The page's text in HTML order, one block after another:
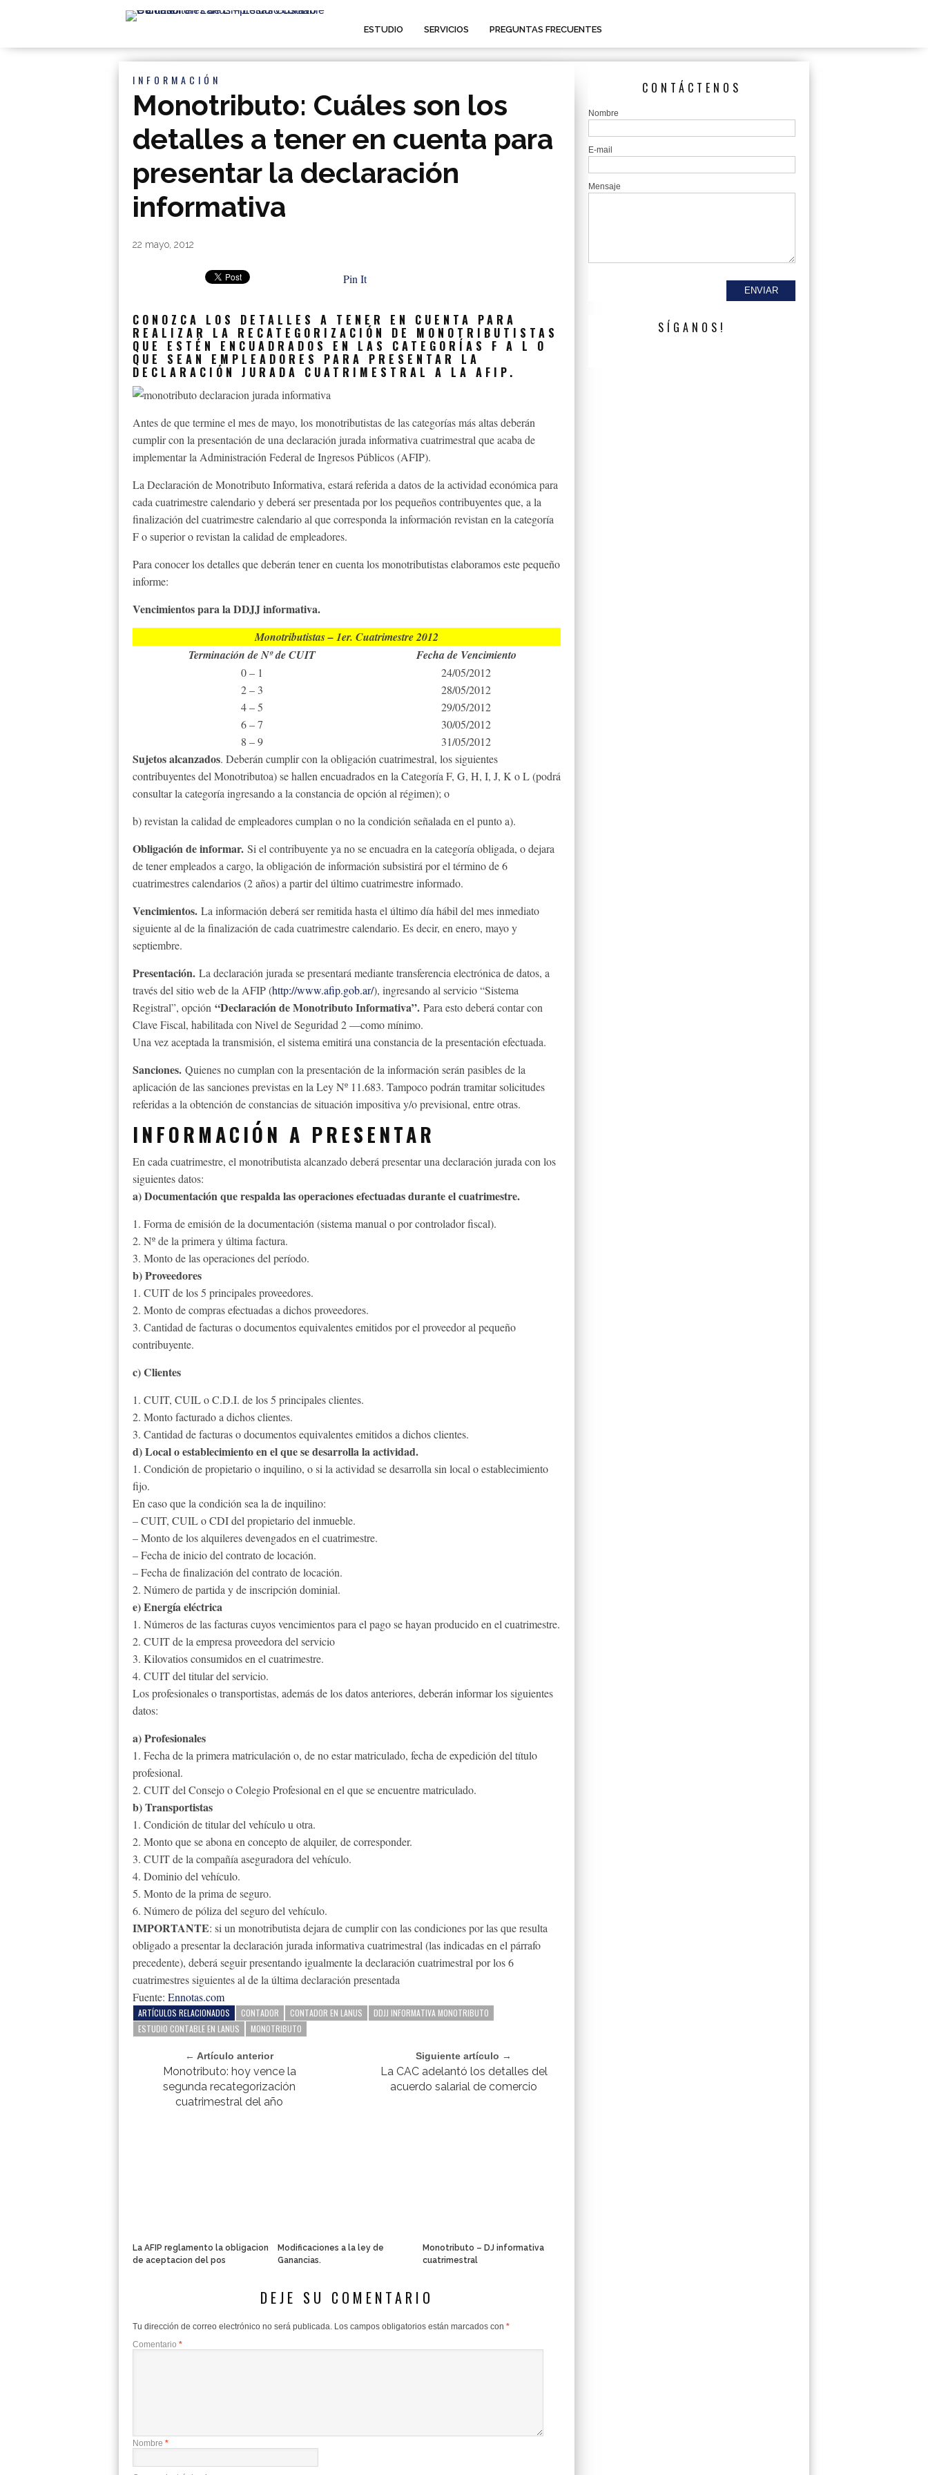
ESTUDIO SERVICIOS PREGUNTAS FRECUENTES
INFORMACIÓN
Monotributo: Cuáles son los
detalles a tener en cuenta para
presentar la declaración
informativa
By|
22 mayo, 2012
Pin It
CONOZCA LOS DETALLES A TENER EN CUENTA PARA
REALIZAR LA RECATEGORIZACIÓN DE MONOTRIBUTISTAS
QUE ESTÉN ENCUADRADOS EN LAS CATEGORÍAS F A L O
QUE SEAN EMPLEADORES PARA PRESENTAR LA
DECLARACIÓN JURADA CUATRIMESTRAL A LA AFIP.
Antes de que termine el mes de mayo, los monotributistas de las categorías más altas deberán
cumplir con la presentación de una declaración jurada informativa cuatrimestral que acaba de
implementar la Administración Federal de Ingresos Públicos (AFIP).
La Declaración de Monotributo Informativa, estará referida a datos de la actividad económica para
cada cuatrimestre calendario y deberá ser presentada por los pequeños contribuyentes que, a la
finalización del cuatrimestre calendario al que corresponda la información revistan en la categoría
F o superior o revistan la calidad de empleadores.
Para conocer los detalles que deberán tener en cuenta los monotributistas elaboramos este pequeño
informe:
Vencimientos para la DDJJ informativa.
Monotributistas – 1er. Cuatrimestre 2012
Terminación de Nº de CUIT
Fecha de Vencimiento
0 – 1
24/05/2012
2 – 3
28/05/2012
4 – 5
29/05/2012
6 – 7
30/05/2012
8 – 9
31/05/2012
Sujetos alcanzados. Deberán cumplir con la obligación cuatrimestral, los siguientes
contribuyentes del Monotributoa) se hallen encuadrados en la Categoría F, G, H, I, J, K o L (podrá
consultar la categoría ingresando a la constancia de opción al régimen); o
b) revistan la calidad de empleadores cumplan o no la condición señalada en el punto a).
Obligación de informar. Si el contribuyente ya no se encuadra en la categoría obligada, o dejara
de tener empleados a cargo, la obligación de información subsistirá por el término de 6
cuatrimestres calendarios (2 años) a partir del último cuatrimestre informado.
Vencimientos. La información deberá ser remitida hasta el último día hábil del mes inmediato
siguiente al de la finalización de cada cuatrimestre calendario. Es decir, en enero, mayo y
septiembre.
Presentación. La declaración jurada se presentará mediante transferencia electrónica de datos, a
través del sitio web de la AFIP (http://www.afip.gob.ar/), ingresando al servicio “Sistema
Registral”, opción “Declaración de Monotributo Informativa”. Para esto deberá contar con
Clave Fiscal, habilitada con Nivel de Seguridad 2 —como mínimo.
Una vez aceptada la transmisión, el sistema emitirá una constancia de la presentación efectuada.
Sanciones. Quienes no cumplan con la presentación de la información serán pasibles de la
aplicación de las sanciones previstas en la Ley Nº 11.683. Tampoco podrán tramitar solicitudes
referidas a la obtención de constancias de situación impositiva y/o previsional, entre otras.
INFORMACIÓN A PRESENTAR
En cada cuatrimestre, el monotributista alcanzado deberá presentar una declaración jurada con los
siguientes datos:
a) Documentación que respalda las operaciones efectuadas durante el cuatrimestre.
1. Forma de emisión de la documentación (sistema manual o por controlador fiscal).
2. Nº de la primera y última factura.
3. Monto de las operaciones del período.
b) Proveedores
1. CUIT de los 5 principales proveedores.
2. Monto de compras efectuadas a dichos proveedores.
3. Cantidad de facturas o documentos equivalentes emitidos por el proveedor al pequeño
contribuyente.
c) Clientes
1. CUIT, CUIL o C.D.I. de los 5 principales clientes.
2. Monto facturado a dichos clientes.
3. Cantidad de facturas o documentos equivalentes emitidos a dichos clientes.
d) Local o establecimiento en el que se desarrolla la actividad.
1. Condición de propietario o inquilino, o si la actividad se desarrolla sin local o establecimiento
fijo.
En caso que la condición sea la de inquilino:
– CUIT, CUIL o CDI del propietario del inmueble.
– Monto de los alquileres devengados en el cuatrimestre.
– Fecha de inicio del contrato de locación.
– Fecha de finalización del contrato de locación.
2. Número de partida y de inscripción dominial.
e) Energía eléctrica
1. Números de las facturas cuyos vencimientos para el pago se hayan producido en el cuatrimestre.
2. CUIT de la empresa proveedora del servicio
3. Kilovatios consumidos en el cuatrimestre.
4. CUIT del titular del servicio.
Los profesionales o transportistas, además de los datos anteriores, deberán informar los siguientes
datos:
a) Profesionales
1. Fecha de la primera matriculación o, de no estar matriculado, fecha de expedición del título
profesional.
2. CUIT del Consejo o Colegio Profesional en el que se encuentre matriculado.
b) Transportistas
1. Condición de titular del vehículo u otra.
2. Monto que se abona en concepto de alquiler, de corresponder.
3. CUIT de la compañía aseguradora del vehículo.
4. Dominio del vehículo.
5. Monto de la prima de seguro.
6. Número de póliza del seguro del vehículo.
IMPORTANTE: si un monotributista dejara de cumplir con las condiciones por las que resulta
obligado a presentar la declaración jurada informativa cuatrimestral (las indicadas en el párrafo
precedente), deberá seguir presentando igualmente la declaración cuatrimestral por los 6
cuatrimestres siguientes al de la última declaración presentada
Fuente: Ennotas.com
ARTÍCULOS RELACIONADOS CONTADOR CONTADOR EN LANUS
DDJJ INFORMATIVA MONOTRIBUTO
ESTUDIO CONTABLE EN LANUS
MONOTRIBUTO
← Artículo anterior
Monotributo: hoy vence la
segunda recategorización
cuatrimestral del año
Siguiente artículo →
La CAC adelantó los detalles del
acuerdo salarial de comercio
La AFIP reglamento la obligacion
de aceptacion del pos
Modificaciones a la ley de
Ganancias.
Monotributo – DJ informativa
cuatrimestral
DEJE SU COMENTARIO
Tu dirección de correo electrónico no será publicada. Los campos obligatorios están marcados con *
Comentario *
Nombre *
CONTÁCTENOS
Nombre
E-mail
Mensaje
SÍGANOS!